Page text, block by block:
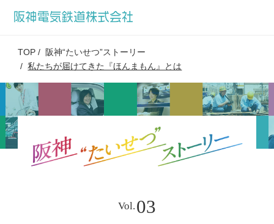
TOP
阪神“たいせつ”ストーリー
私たちが届けてきた『ほんまもん』とは
Vol. 03